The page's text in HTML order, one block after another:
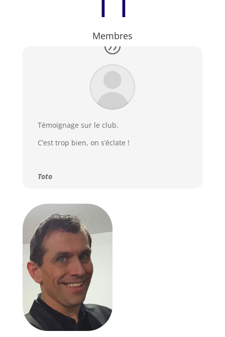
Membres
Témoignage sur le club.
C’est trop bien, on s’éclate !
Toto